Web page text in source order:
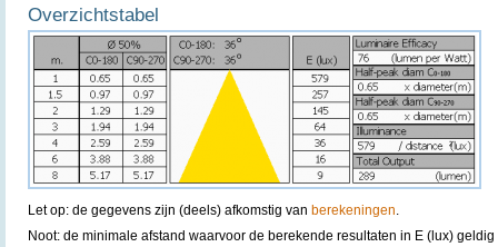
Overzichtstabel
Let op: de gegevens zijn (deels) afkomstig van berekeningen.
Noot: de minimale afstand waarvoor de berekende resultaten in E (lux)